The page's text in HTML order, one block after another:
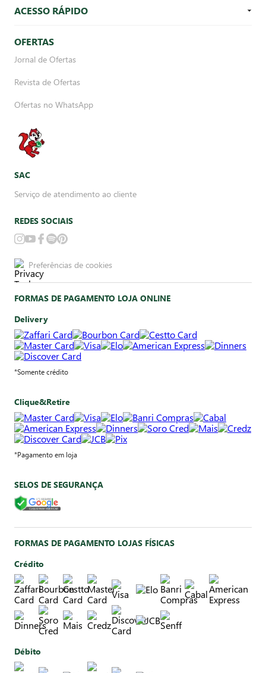
ACESSO RÁPIDO
OFERTAS
Jornal de Ofertas
Revista de Ofertas
Ofertas no WhatsApp
SAC
Serviço de atendimento ao cliente
REDES SOCIAIS
Preferências de cookies
FORMAS DE PAGAMENTO LOJA ONLINE
Delivery
*Somente crédito
Clique&Retire
*Pagamento em loja
SELOS DE SEGURANÇA
FORMAS DE PAGAMENTO LOJAS FÍSICAS
Crédito
Débito